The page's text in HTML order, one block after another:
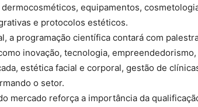
equipamentos,
e protocolos estéticos.
a programação científica contará com
inovação, tecnologia,
estética facial e corporal, gestão de
o setor.
mercado reforça a importância da